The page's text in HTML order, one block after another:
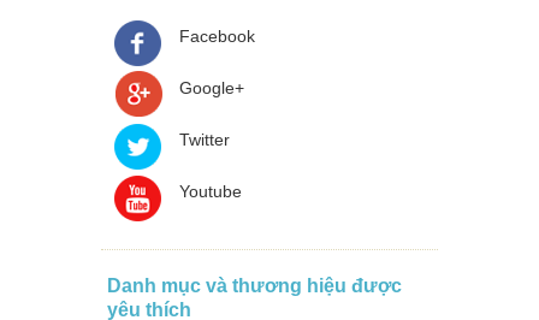
Facebook
Google+
Twitter
Youtube
Danh mục và thương hiệu được
yêu thích